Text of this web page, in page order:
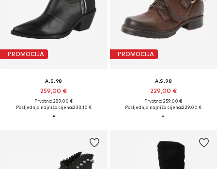
PROMOCIJA
A.S.98
259,00 €
Prvotno: 289,00 €
Posljednja najniža cijena:233,10 €
PROMOCIJA
A.S.98
229,00 €
Prvotno: 259,00 €
Posljednja najniža cijena:229,00 €